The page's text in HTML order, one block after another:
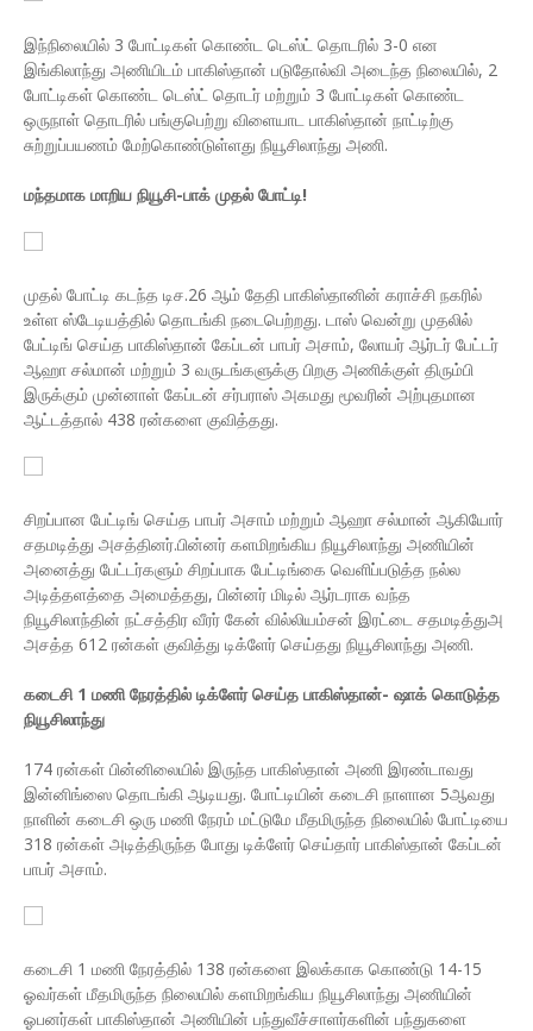
இந்நிலையில் 3 போட்டிகள் கொண்ட டெஸ்ட் தொடரில் 3-0 என
இங்கிலாந்து அணியிடம் பாகிஸ்தான் படுதோல்வி அடைந்த நிலையில், 2
போட்டிகள் கொண்ட டெஸ்ட் தொடர் மற்றும் 3 போட்டிகள் கொண்ட
ஒருநாள் தொடரில் பங்குபெற்று விளையாட பாகிஸ்தான் நாட்டிற்கு
சுற்றுப்பயணம் மேற்கொண்டுள்ளது நியூசிலாந்து அணி.
மந்தமாக மாறிய நியூசி-பாக் முதல் போட்டி!
முதல் போட்டி கடந்த டிச.26 ஆம் தேதி பாகிஸ்தானின் கராச்சி நகரில்
உள்ள ஸ்டேடியத்தில் தொடங்கி நடைபெற்றது. டாஸ் வென்று முதலில்
பேட்டிங் செய்த பாகிஸ்தான் கேப்டன் பாபர் அசாம், லோயர் ஆர்டர் பேட்டர்
ஆஹா சல்மான் மற்றும் 3 வருடங்களுக்கு பிறகு அணிக்குள் திரும்பி
இருக்கும் முன்னாள் கேப்டன் சர்பராஸ் அகமது மூவரின் அற்புதமான
ஆட்டத்தால் 438 ரன்களை குவித்தது.
சிறப்பான பேட்டிங் செய்த பாபர் அசாம் மற்றும் ஆஹா சல்மான் ஆகியோர்
சதமடித்து அசத்தினர்.பின்னர் களமிறங்கிய நியூசிலாந்து அணியின்
அனைத்து பேட்டர்களும் சிறப்பாக பேட்டிங்கை வெளிப்படுத்த நல்ல
அடித்தளத்தை அமைத்தது, பின்னர் மிடில் ஆர்டராக வந்த
நியூசிலாந்தின் நட்சத்திர வீரர் கேன் வில்லியம்சன் இரட்டை சதமடித்துஅ
அசத்த 612 ரன்கள் குவித்து டிக்ளேர் செய்தது நியூசிலாந்து அணி.
கடைசி 1 மணி நேரத்தில் டிக்ளேர் செய்த பாகிஸ்தான்- ஷாக் கொடுத்த
நியூசிலாந்து
174 ரன்கள் பின்னிலையில் இருந்த பாகிஸ்தான் அணி இரண்டாவது
இன்னிங்ஸை தொடங்கி ஆடியது. போட்டியின் கடைசி நாளான 5ஆவது
நாளின் கடைசி ஒரு மணி நேரம் மட்டுமே மீதமிருந்த நிலையில் போட்டியை
318 ரன்கள் அடித்திருந்த போது டிக்ளேர் செய்தார் பாகிஸ்தான் கேப்டன்
பாபர் அசாம்.
கடைசி 1 மணி நேரத்தில் 138 ரன்களை இலக்காக கொண்டு 14-15
ஓவர்கள் மீதமிருந்த நிலையில் களமிறங்கிய நியூசிலாந்து அணியின்
ஓபனர்கள் பாகிஸ்தான் அணியின் பந்துவீச்சாளர்களின் பந்துகளை